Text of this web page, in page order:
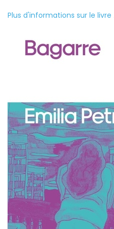
Plus d'informations sur le livre